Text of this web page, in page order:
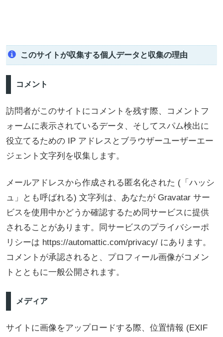
このサイトが収集する個人データと収集の理由
コメント
訪問者がこのサイトにコメントを残す際、コメントフ
ォームに表示されているデータ、そしてスパム検出に
役立てるための IP アドレスとブラウザーユーザーエー
ジェント文字列を収集します。
メールアドレスから作成される匿名化された (「ハッシ
ュ」とも呼ばれる) 文字列は、あなたが Gravatar サー
ビスを使用中かどうか確認するため同サービスに提供
されることがあります。同サービスのプライバシーポ
リシーは https://automattic.com/privacy/ にあります。
コメントが承認されると、プロフィール画像がコメン
トとともに一般公開されます。
メディア
サイトに画像をアップロードする際、位置情報 (EXIF